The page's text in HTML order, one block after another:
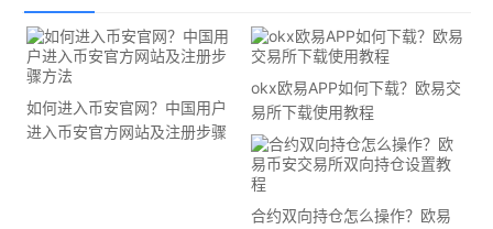
如何进入币安官网？中国用户
进入币安官方网站及注册步骤
okx欧易APP如何下载？欧易交
易所下载使用教程
合约双向持仓怎么操作？欧易